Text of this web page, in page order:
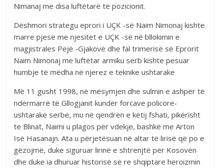
Nimanaj me disa luftëtarë të pozicionit.
Dëshmori strategu eprori i UÇK -së Naim Nimonaj kishte
marre pjese me njesitet e UÇK -së në bllokimin e
magjistrales Pejë -Gjakovë dhe fal trimerisë së Eprorit
Naim Nimonaj me luftëtar armiku serb kishte pesuar
humbje të mëdha në njerez e teknike ushtarake
Më 11 gusht 1998, në mësymjen dhe sulmin e ashpër të
ndërmarrë të Gllogjanit kundër forcave policore-
ushtarake serbe, mu në qendrën e këtij fshati, pikërisht
te Blinat, Naimi u plagos për vdekje, bashkë me Arton
Isë Hasanajn. Ata u përjetësuan në altar të lirisë që po e
gëzojmë, duke siguruar lirinë e shtrenjtë për Kosovën
dhe duke ia dhuruar historisë së re shqiptare heroizmin